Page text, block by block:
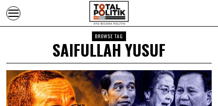
BROWSE TAG
SAIFULLAH YUSUF